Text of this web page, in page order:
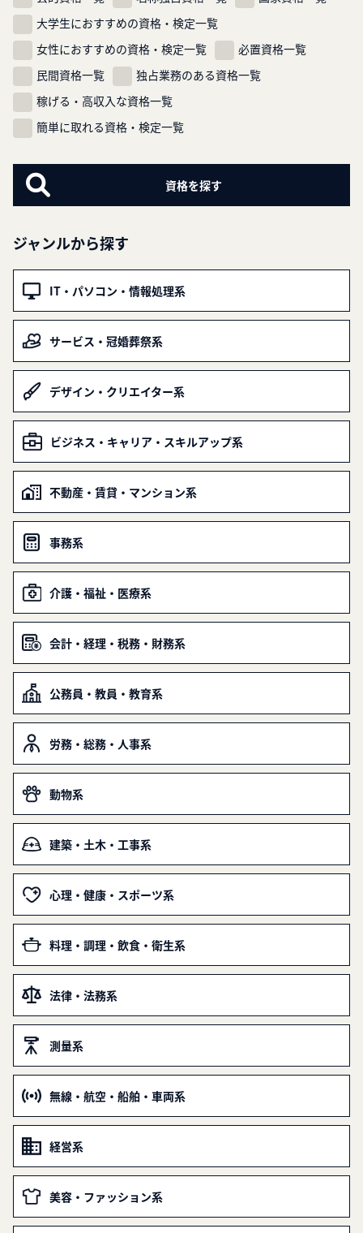
大学生におすすめの資格・検定一覧
女性におすすめの資格・検定一覧
必置資格一覧
民間資格一覧
独占業務のある資格一覧
稼げる・高収入な資格一覧
簡単に取れる資格・検定一覧
ジャンルから探す
IT・パソコン・情報処理系
サービス・冠婚葬祭系
デザイン・クリエイター系
ビジネス・キャリア・スキルアップ系
不動産・賃貸・マンション系
事務系
介護・福祉・医療系
会計・経理・税務・財務系
公務員・教員・教育系
労務・総務・人事系
動物系
建築・土木・工事系
心理・健康・スポーツ系
料理・調理・飲食・衛生系
法律・法務系
測量系
無線・航空・船舶・車両系
経営系
美容・ファッション系